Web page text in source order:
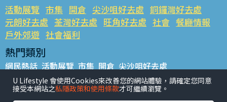
活動展覽 市集 開倉 尖沙咀好去處 銅鑼灣好去處
元朗好去處 荃灣好去處 旺角好去處 社會 餐廳情報
戶外郊遊 社會福利
熱門類別
網民熱話 活動展覽 市集 開倉 尖沙咀好去處
銅鑼灣好去處 元朗好去處 荃灣好去處 旺角好去處 社會
餐廳情報 戶外郊遊
U Lifestyle 會使用Cookies來改善您的網站體驗，請確定您同意
接受本網站之私隱政策和使用條款才可繼續瀏覽。